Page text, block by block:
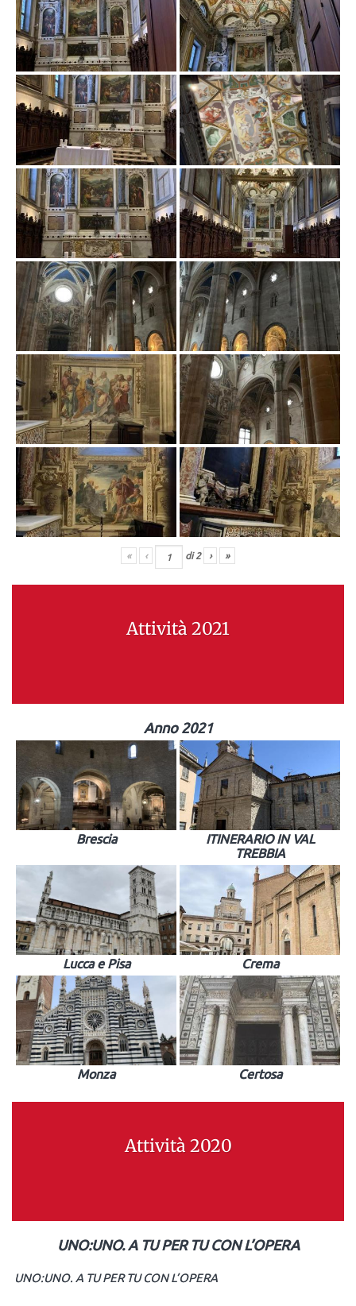
« ‹ di2 › »
Attività 2021
Anno 2021
Brescia
ITINERARIO IN VAL
TREBBIA
Lucca e Pisa Crema
Monza Certosa
Attività 2020
UNO:UNO. A TU PER TU CON L’OPERA
UNO:UNO. A TU PER TU CON L’OPERA